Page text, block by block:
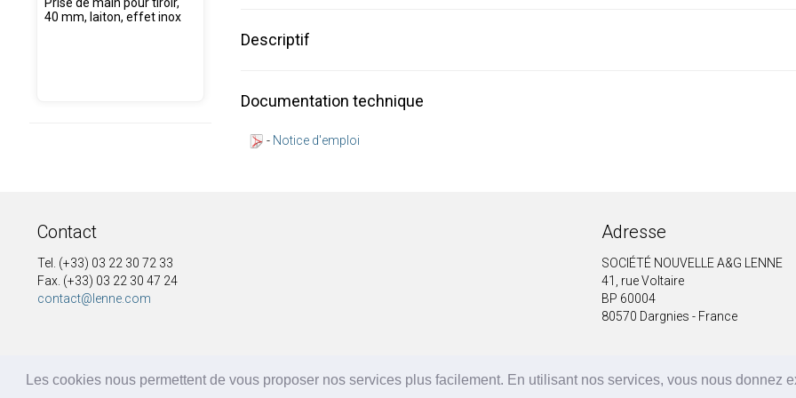
Les cookies nous permettent de vous proposer nos services plus facilement. En utilisant nos services, vous nous donnez
40 mm, laiton, effet inox
Descriptif
Documentation technique
- Notice d'emploi
Contact
Tel. (+33) 03 22 30 72 33
Fax. (+33) 03 22 30 47 24
contact@lenne.com
Adresse
SOCIÉTÉ NOUVELLE A&G LENNE
41, rue Voltaire
BP 60004
80570 Dargnies - France